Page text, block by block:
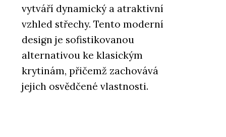
vytváří dynamický a atraktivní
vzhled střechy. Tento moderní
design je sofistikovanou
alternativou ke klasickým
krytinám, přičemž zachovává
jejich osvědčené vlastnosti.